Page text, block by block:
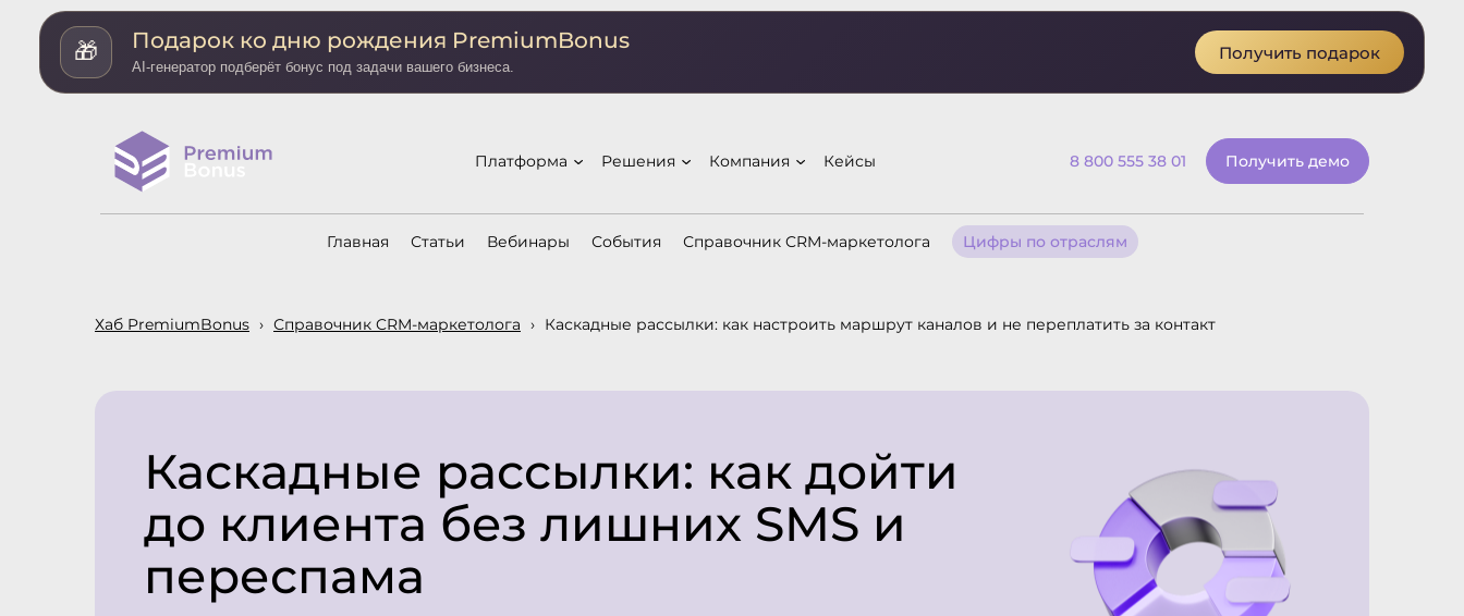
🎁 Подарок ко дню рождения PremiumBonus
AI-генератор подберёт бонус под задачи вашего бизнеса.
Получить подарок
Платформа Решения Компания Кейсы 8 800 555 38 01 Получить демо
Главная Статьи Вебинары События Справочник CRM-маркетолога Цифры по отраслям
Хаб PremiumBonus › Справочник CRM-маркетолога › Каскадные рассылки: как настроить маршрут каналов и не переплатить за контакт
Каскадные рассылки: как дойти
до клиента без лишних SMS и
переспама